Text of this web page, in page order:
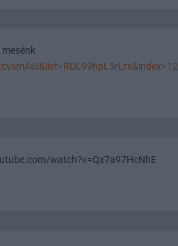
mesénk
watch?v=Qx7a97HcNhE